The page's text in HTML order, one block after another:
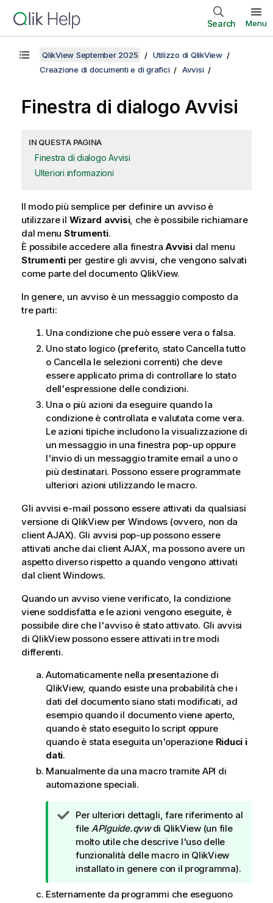
Search Menu
QlikView September 2025
Utilizzo di QlikView
Creazione di documenti e di grafici
Avvisi
Finestra di dialogo Avvisi
IN QUESTA PAGINA
Finestra di dialogo Avvisi
Ulteriori informazioni
Il modo più semplice per definire un avviso è
utilizzare il Wizard avvisi, che è possibile richiamare
dal menu Strumenti.
È possibile accedere alla finestraAvvisidal menu
Strumentiper gestire gli avvisi, che vengono salvati
come parte del documento QlikView.
In genere, un avviso è un messaggio composto da
tre parti:
Una condizione che può essere vera o falsa.
Uno stato logico (preferito, stato Cancella tutto
o Cancella le selezioni correnti) che deve
essere applicato prima di controllare lo stato
dell'espressione delle condizioni.
Una o più azioni da eseguire quando la
condizione è controllata e valutata come vera.
Le azioni tipiche includono la visualizzazione di
un messaggio in una finestra pop-up oppure
l'invio di un messaggio tramite email a uno o
più destinatari. Possono essere programmate
ulteriori azioni utilizzando le macro.
Gli avvisi e-mail possono essere attivati da qualsiasi
versione di QlikView per Windows (ovvero, non da
client AJAX). Gli avvisi pop-up possono essere
attivati anche dai client AJAX, ma possono avere un
aspetto diverso rispetto a quando vengono attivati
dal client Windows.
Quando un avviso viene verificato, la condizione
viene soddisfatta e le azioni vengono eseguite, è
possibile dire che l'avviso è stato attivato. Gli avvisi
di QlikView possono essere attivati in tre modi
differenti.
Automaticamente nella presentazione di
QlikView, quando esiste una probabilità che i
dati del documento siano stati modificati, ad
esempio quando il documento viene aperto,
quando è stato eseguito lo script oppure
quando è stata eseguita un'operazione Riduci i
dati.
Manualmente da una macro tramite API di
automazione speciali.
N
o
t
a
d
s
Per ulteriori dettagli, fare riferimento al
file APIguide.qvwdi QlikView (un file
molto utile che descrive l'uso delle
funzionalità delle macro in QlikView
installato in genere con il programma).
Esternamente da programmi che eseguono